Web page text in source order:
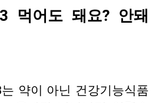
먹어도 돼요? 안돼
약이 아닌 건강기능식품